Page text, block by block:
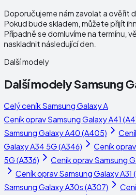
Doporučujeme nám zavolat a ověřit
Pokud bude skladem, můžete přijít
Případně se domluvíme na termínu,
naskladnit následující den.
Další modely
Další modelySamsung
Celý ceníkSamsung Galaxy A
Ceník opravSamsung Galaxy A41
Samsung Galaxy A40 (A405)
Galaxy A34 5G (A346)
Ceník oprav
5G (A336)
Ceník opravSamsung
Ceník opravSamsung Galaxy A31
Samsung Galaxy A30s (A307)